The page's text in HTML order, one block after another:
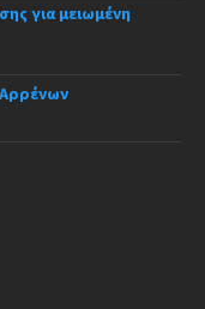
για μειωμένη